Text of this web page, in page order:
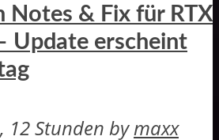
Notes & Fix für RTX
Update erscheint
12 Stunden bymaxx